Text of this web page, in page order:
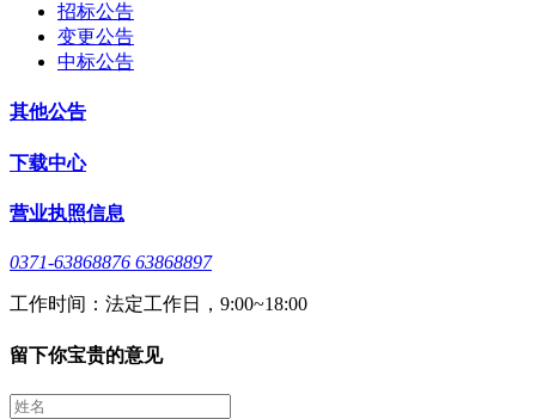
招标公告
变更公告
中标公告
其他公告
下载中心
营业执照信息
0371-63868876 63868897
工作时间：法定工作日，9:00~18:00
留下你宝贵的意见